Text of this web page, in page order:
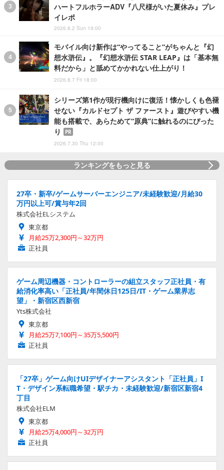
ハートフルホラーADV『八尺様がいた夏休み』プレ
イレポ
2026.8.2 Sun 19:00
モバイル向け新作は“やってること”がちゃんと『幻
想水滸伝』。『幻想水滸伝 STAR LEAP』は「基本無
料だから」と舐めてかかれない仕上がり！
2026.8.7 Fri 18:00
シリーズ第1作が現行機向けに復活！懐かしくも色褪
せない『カルドセプト ザ ファースト』遊びやすい機
能も搭載で、あらためて“原典”に触れるのにぴった
り
PR
2026.7.30 Thu 12:00
ランキングをもっと見る
27卒・新卒/ゲームサーバーエンジニア/未経験歓迎/月給30
万円以上可/賞与年2回
株式会社ELシステム
東京都
月給25万2,300円～32万円
正社員
ゲーム周辺機器・コントローラーの組立スタッフ正社員・有
給消化率高い「正社員/年間休日125日/IT・ゲーム業界志
望」・新宿区西新宿
Yts株式会社
東京都
月給25万7,100円～35万5,500円
正社員
「27卒」ゲーム向けUIデザイナーアシスタント「正社員」I
T・デザイン系転職希望・駅チカ・未経験歓迎/新宿区新宿4
丁目
株式会社ELM
東京都
月給25万4,000円～32万円
正社員